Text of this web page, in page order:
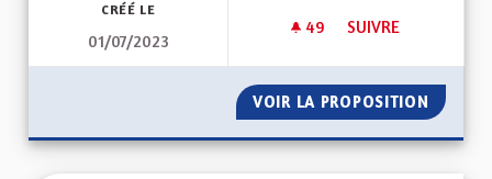
CRÉÉ LE
01/07/2023
49 49 ABONNÉS
SUIVRE
VOIR LA PROPOSITION